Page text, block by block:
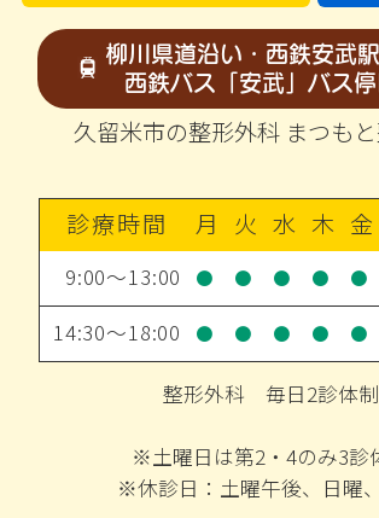
柳川県道沿い・西鉄安武
西鉄バス「安武」バス
久留米市の整形外科 まつも
診療時間 月 火 水 木 金
9:00～13:00 ● ● ● ● ●
14:30～18:00 ● ● ● ● ●
整形外科 毎日2診体制
※土曜日は第2・4のみ3診
※休診日：土曜午後、日曜